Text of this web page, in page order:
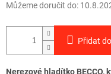
Můžeme doručit do:
Přidat
Nerezové hladítko BECCO,